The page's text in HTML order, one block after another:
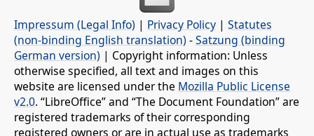
Impressum (Legal Info) | Privacy Policy | Statutes
(non-binding English translation) -Satzung (binding
German version) | Copyright information: Unless
otherwise specified, all text and images on this
website are licensed under the Mozilla Public License
v2.0. “LibreOffice” and “The Document Foundation” are
registered trademarks of their corresponding
registered owners or are in actual use as trademarks